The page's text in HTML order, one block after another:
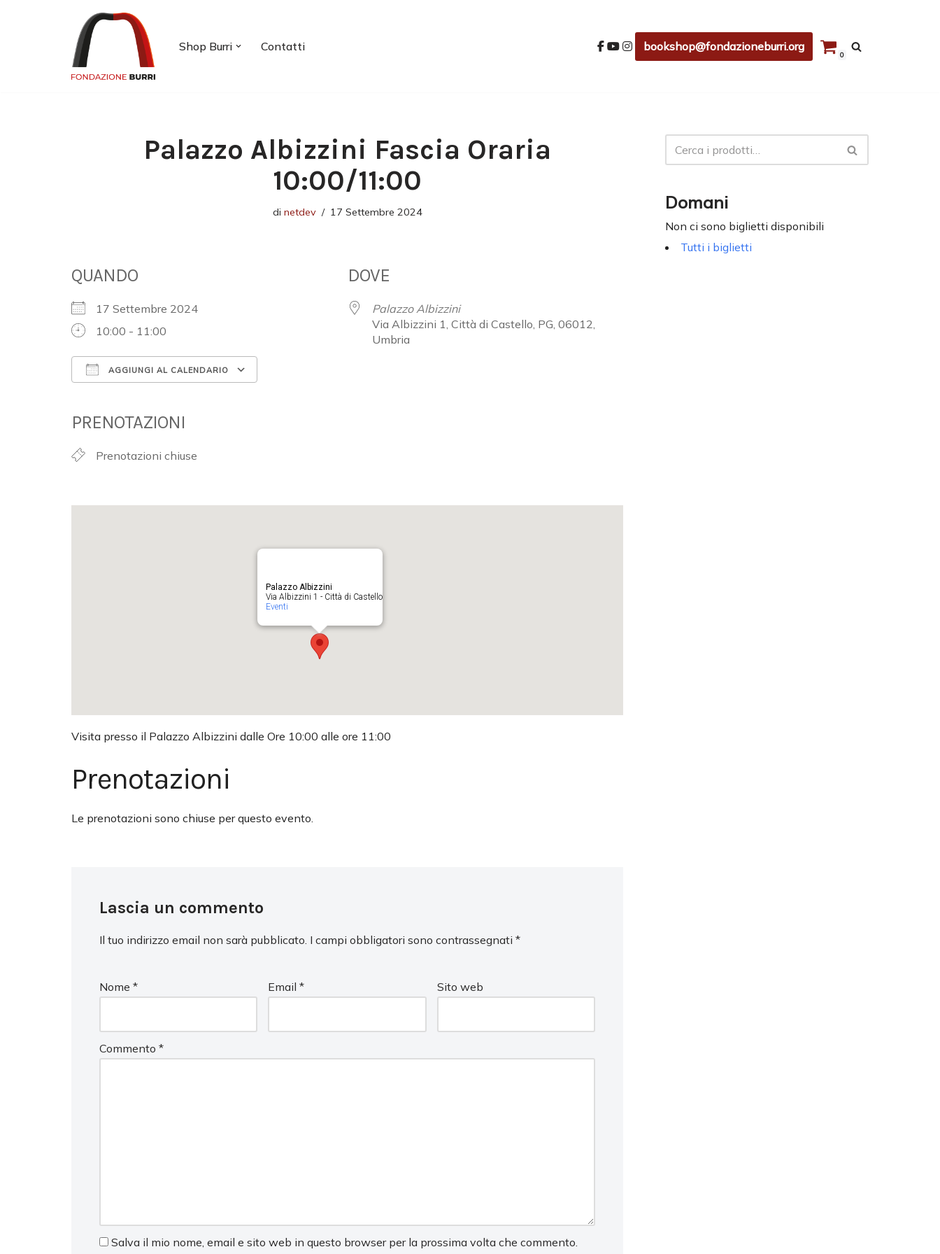
Shop Burri Contatti bookshop@fondazioneburri.org
0
Palazzo Albizzini Fascia Oraria
10:00/11:00
di netdev 17 Settembre 2024
QUANDO
17 Settembre 2024
10:00 - 11:00
AGGIUNGI AL CALENDARIO
PRENOTAZIONI
Prenotazioni chiuse
DOVE
Palazzo Albizzini
Via Albizzini 1, Città di Castello, PG, 06012,
Umbria
Palazzo Albizzini
Via Albizzini 1 - Città di Castello
Eventi
Visita presso il Palazzo Albizzini dalle Ore 10:00 alle ore 11:00
Prenotazioni
Le prenotazioni sono chiuse per questo evento.
Lascia un commento
Il tuo indirizzo email non sarà pubblicato. I campi obbligatori sono contrassegnati *
Nome * Email* Sito web
Commento *
Salva il mio nome, email e sito web in questo browser per la prossima volta che commento.
Domani
Non ci sono biglietti disponibili
Tutti i biglietti